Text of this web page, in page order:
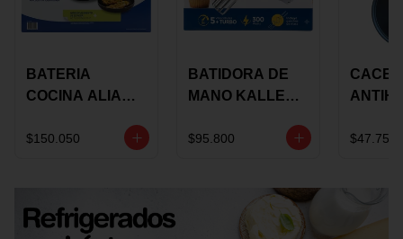
BATERIA
COCINA ALIADA
PIEZAS
$150.050
BATIDORA DE
MANO KALLEY
VELOCIDADES
$95.800
TAPA
$47.750